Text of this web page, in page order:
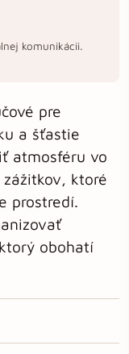
komunikácii.
pre
a šťastie
atmosféru vo
ktoré
prostredí.
obohatí